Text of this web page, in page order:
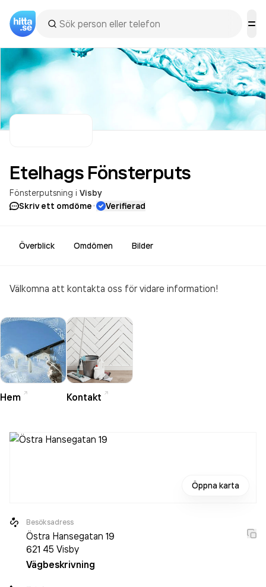
Etelhags Fönsterputs
Fönsterputsning i Visby
Skriv ett omdöme· Verifierad
Överblick Omdömen Bilder
Välkomna att kontakta oss för vidare information!
Hem Kontakt
Öppna karta
Besöksadress
Östra Hansegatan 19
621 45 Visby
Vägbeskrivning